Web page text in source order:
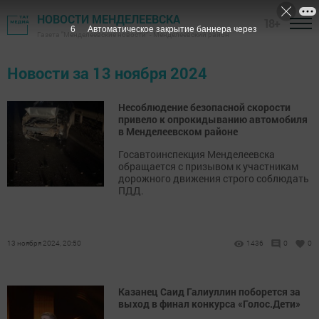
НОВОСТИ МЕНДЕЛЕЕВСКА
Газета "Менделеевские новости" - Менделеевский район
Новости за 13 ноября 2024
Несоблюдение безопасной скорости
привело к опрокидыванию автомобиля
в Менделеевском районе
Госавтоинспекция Менделеевска
обращается с призывом к участникам
дорожного движения строго соблюдать
ПДД.
13 ноября 2024, 20:50 1436 0 0
Казанец Саид Галиуллин поборется за
выход в финал конкурса «Голос.Дети»
5 Автоматическое закрытие баннера через